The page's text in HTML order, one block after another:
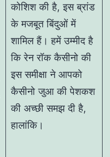
कोशिश की है, इस ब्रांड
के मजबूत बिंदुओं में
शामिल हैं। हमें उम्मीद है
कि रेन रॉक कैसीनो की
इस समीक्षा ने आपको
कैसीनो जुआ की पेशकश
की अच्छी समझ दी है,
हालांकि।